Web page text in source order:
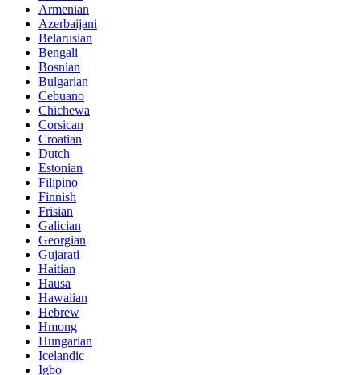
Armenian
Azerbaijani
Belarusian
Bengali
Bosnian
Bulgarian
Cebuano
Chichewa
Corsican
Croatian
Dutch
Estonian
Filipino
Finnish
Frisian
Galician
Georgian
Gujarati
Haitian
Hausa
Hawaiian
Hebrew
Hmong
Hungarian
Icelandic
Igbo